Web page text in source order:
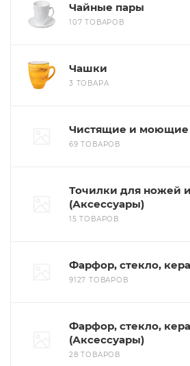
Чайные пары
107 ТОВАРОВ
Чашки
3 ТОВАРА
Чистящие и моющие
69 ТОВАРОВ
Точилки для ножей
(Аксессуары)
15 ТОВАРОВ
Фарфор, стекло,
9127 ТОВАРОВ
Фарфор, стекло,
(Аксессуары)
28 ТОВАРОВ